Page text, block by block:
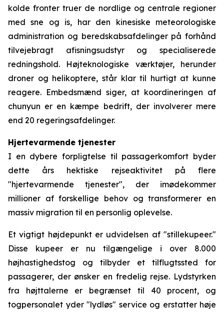
kolde fronter truer de nordlige og centrale regioner
med sne og is, har den kinesiske meteorologiske
administration og beredskabsafdelinger på forhånd
tilvejebragt afisningsudstyr og specialiserede
redningshold. Højteknologiske værktøjer, herunder
droner og helikoptere, står klar til hurtigt at kunne
reagere. Embedsmænd siger, at koordineringen af
chunyun er en kæmpe bedrift, der involverer mere
end 20 regeringsafdelinger.
Hjertevarmende tjenester
I en dybere forpligtelse til passagerkomfort byder
dette års hektiske rejseaktivitet på flere
"hjertevarmende tjenester", der imødekommer
millioner af forskellige behov og transformerer en
massiv migration til en personlig oplevelse.
Et vigtigt højdepunkt er udvidelsen af "stillekupeer."
Disse kupeer er nu tilgængelige i over 8.000
højhastighedstog og tilbyder et tilflugtssted for
passagerer, der ønsker en fredelig rejse. Lydstyrken
fra højttalerne er begrænset til 40 procent, og
togpersonalet yder "lydløs" service og erstatter høje